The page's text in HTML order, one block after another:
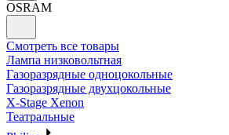
OSRAM
Смотреть все товары
Лампа низковольтная
Газоразрядные одноцокольные
Газоразрядные двухцокольные
X-Stage Xenon
Театральные